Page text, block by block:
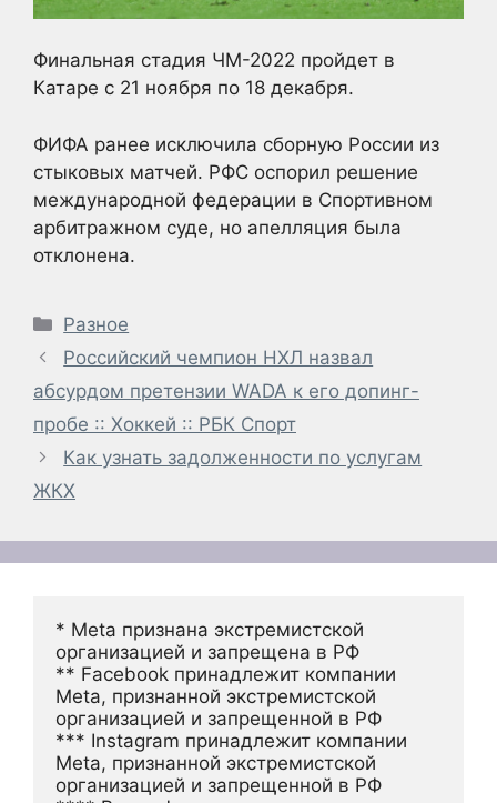
Финальная стадия ЧМ-2022 пройдет в
Катаре с 21 ноября по 18 декабря.
ФИФА ранее исключила сборную России из
стыковых матчей. РФС оспорил решение
международной федерации в Спортивном
арбитражном суде, но апелляция была
отклонена.
Рубрики
Разное
Российский чемпион НХЛ назвал
абсурдом претензии WADA к его допинг-
пробе :: Хоккей :: РБК Спорт
Как узнать задолженности по услугам
ЖКХ
* Meta признана экстремистской
организацией и запрещена в РФ
** Facebook принадлежит компании
Meta, признанной экстремистской
организацией и запрещенной в РФ
*** Instagram принадлежит компании
Meta, признанной экстремистской
организацией и запрещенной в РФ